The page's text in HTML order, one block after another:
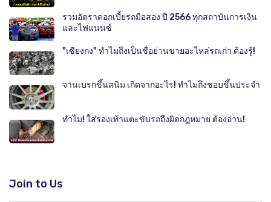
รวมอัตราดอกเบี้ยรถมือสอง ปี 2566 ทุกสถาบันการเงิน
และไฟแนนซ์
"เซียงกง" ทำไมถึงเป็นชื่อย่านขายอะไหล่รถเก่า ต้องรู้!
จานเบรกขึ้นสนิม เกิดจากอะไร! ทำไมถึงชอบขึ้นประจำ
ทำไม! ใส่รองเท้าแตะขับรถถึงผิดกฎหมาย ต้องอ่าน!
Join to Us